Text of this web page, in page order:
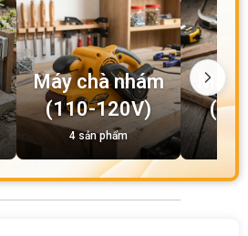
Máy chà nhám
(110-120V)
4 sản phẩm
Máy